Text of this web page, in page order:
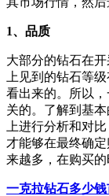
1、品质
大部分的钻石在
上见到的钻石等
看出来的。所以
关的。了解到基
上进行分析和对
才能够在最终确
来越多，在购买的
一克拉钻石多少钱